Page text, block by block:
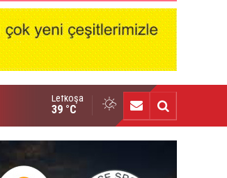
gurur yaşattı
Lefkoşa
39 °C